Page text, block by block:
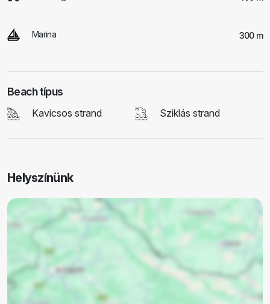
Marina 300 m
Beach típus
Kavicsos strand Sziklás strand
Helyszínünk